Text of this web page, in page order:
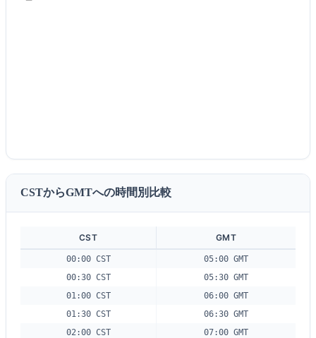
CSTからGMTへの時間別比較
CST GMT
00:00 CST
05:00 GMT
00:30 CST
05:30 GMT
01:00 CST
06:00 GMT
01:30 CST
06:30 GMT
02:00 CST
07:00 GMT